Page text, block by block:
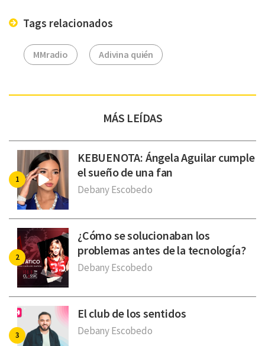
Tags relacionados
MMradio Adivina quién
MÁS LEÍDAS
KEBUENOTA: Ángela Aguilar cumple
el sueño de una fan
Debany Escobedo
¿Cómo se solucionaban los
problemas antes de la tecnología?
Debany Escobedo
El club de los sentidos
Debany Escobedo